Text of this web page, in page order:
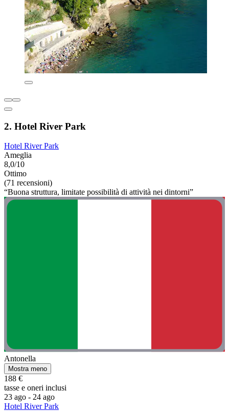
2. Hotel River Park
Hotel River Park
Ameglia
8,0/10
Ottimo
(71 recensioni)
“Buona struttura, limitate possibilità di attività nei dintorni”
Antonella
Mostra meno
188 €
tasse e oneri inclusi
23 ago - 24 ago
Hotel River Park